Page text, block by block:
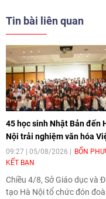
Tin bài liên quan
45 học sinh Nhật Bản đến
Nội trải nghiệm văn hóa
09:27 | 05/08/2026
BỐN
KẾT BẠN
Chiều 4/8, Sở Giáo dục và
tạo Hà Nội tổ chức đón